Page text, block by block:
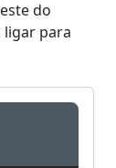
do
ligar para